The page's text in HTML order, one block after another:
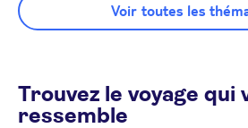
Voir toutes les
Trouvez le voyage qui
ressemble